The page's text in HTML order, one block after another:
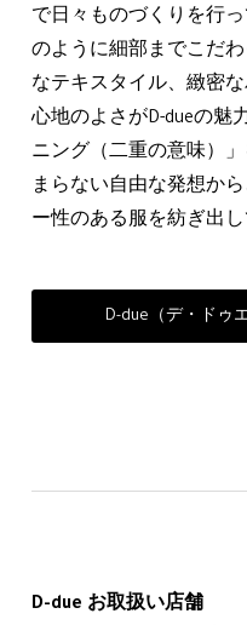
で日々ものづくりを行
のように細部までこだ
なテキスタイル、緻密
心地のよさがD-dueの魅
ニング（二重の意味）
まらない自由な発想か
ー性のある服を紡ぎ出し
D-due（デ・ドゥ
D-due お取扱い店舗